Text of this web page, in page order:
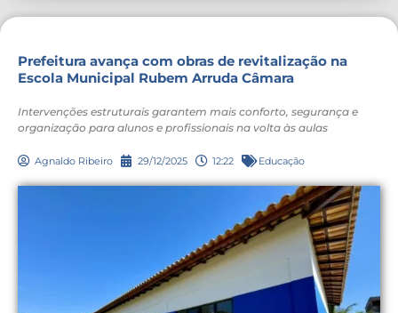
Prefeitura avança com obras de revitalização na
Escola Municipal Rubem Arruda Câmara
Intervenções estruturais garantem mais conforto, segurança e
organização para alunos e profissionais na volta às aulas
Agnaldo Ribeiro 29/12/2025 12:22 Educação